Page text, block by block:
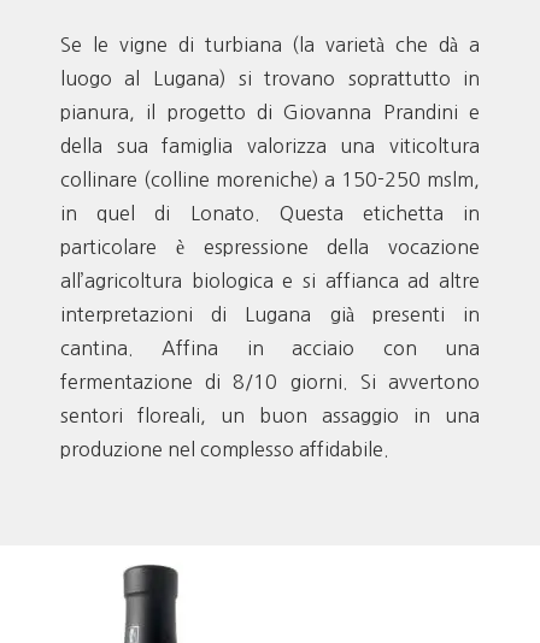
Se le vigne di turbiana (la varietà che dà a
luogo al Lugana) si trovano soprattutto in
pianura, il progetto di Giovanna Prandini e
della sua famiglia valorizza una viticoltura
collinare (colline moreniche) a 150-250 mslm,
in quel di Lonato. Questa etichetta in
particolare è espressione della vocazione
all’agricoltura biologica e si affianca ad altre
interpretazioni di Lugana già presenti in
cantina. Affina in acciaio con una
fermentazione di 8/10 giorni. Si avvertono
sentori floreali, un buon assaggio in una
produzione nel complesso affidabile.